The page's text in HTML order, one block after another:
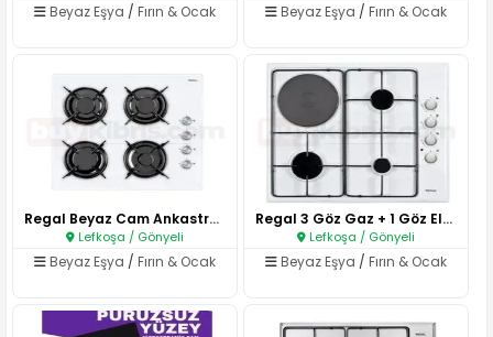
Beyaz Eşya / Fırın & Ocak Beyaz Eşya /Fırın & Ocak
Regal Beyaz Cam Ankastre Ocak..
Lefkoşa / Gönyeli
Beyaz Eşya / Fırın & Ocak
Regal 3 Göz Gaz + 1 Göz Elektr..
Lefkoşa / Gönyeli
Beyaz Eşya /Fırın & Ocak